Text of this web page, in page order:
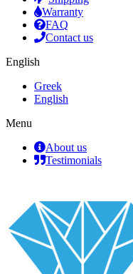
Warranty
FAQ
Contact us
English
Greek
English
Menu
About us
Testimonials